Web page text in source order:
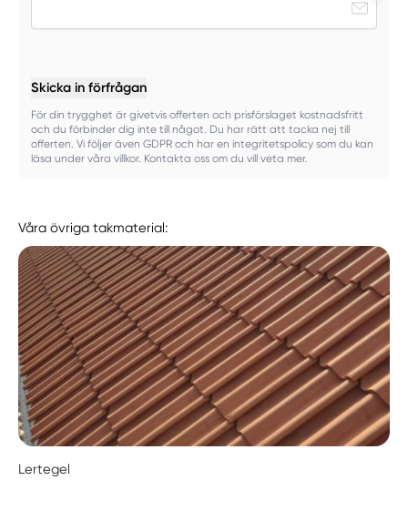
Skicka in förfrågan
För din trygghet är givetvis offerten och prisförslaget kostnadsfritt
och du förbinder dig inte till något. Du har rätt att tacka nej till
offerten. Vi följer även GDPR och har en integritetspolicy som du kan
läsa under våra villkor. Kontakta oss om du vill veta mer.
Våra övriga takmaterial:
Lertegel